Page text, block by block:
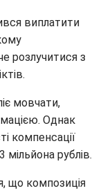
виплатити
розлучитися з
мовчати,
Однак
компенсації
мільйона рублів.
що композиція